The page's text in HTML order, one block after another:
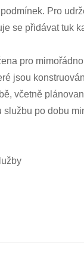
Pro
se přidávat tuk
pro
jsou
včetně
po dobu